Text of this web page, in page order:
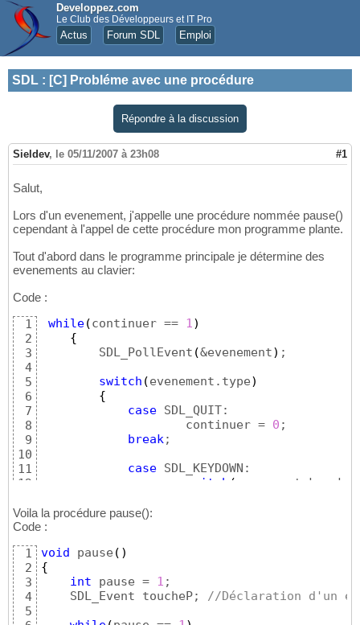
Developpez.com
Le Club des Développeurs et IT Pro
Actus Forum SDL Emploi
SDL : [C] Probléme avec une procédure
Répondre à la discussion
Sieldev, le 05/11/2007 à 23h08 #1
Salut,
Lors d'un evenement, j'appelle une procédure nommée pause()
cependant à l'appel de cette procédure mon programme plante.
Tout d'abord dans le programme principale je détermine des
evenements au clavier:
Code :
1
2
3
4
5
6
7
8
9
10
11
12
14
15
17
18
19
20
21
while(continuer == 1)
{
        SDL_PollEvent
(&evenement) ;
switch (evenement.type)
{
case SDL_QUIT:
                    continuer =
0 ;
break;
case SDL_KEYDOWN:
switch (
                                continuer =
case SDLK_p:
Voila la procédure pause():
Code :
1
2
3
4
5
void pause ( )
{
int pause = 1 ;
    SDL_Event toucheP;
//Déclaration d'un